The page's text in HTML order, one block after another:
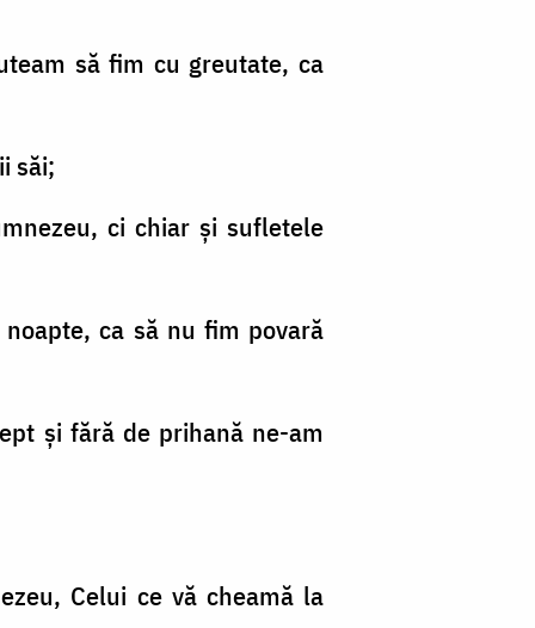
să fim cu greutate, ca
săi;
ci chiar şi sufletele
ca să nu fim povară
şi fără de prihană ne-am
Celui ce vă cheamă la